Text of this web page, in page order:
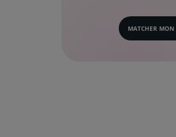
MATCHER MON
(CE